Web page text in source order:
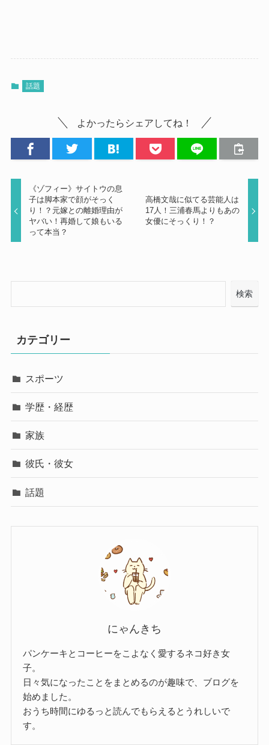
話題
よかったらシェアしてね！
《ゾフィー》サイトウの息
子は脚本家で顔がそっく
り！？元嫁との離婚理由が
ヤバい！再婚して娘もいる
って本当？
高橋文哉に似てる芸能人は
17人！三浦春馬よりもあの
女優にそっくり！？
検索
カテゴリー
スポーツ
学歴・経歴
家族
彼氏・彼女
話題
にゃんきち
パンケーキとコーヒーをこよなく愛するネコ好き女
子。
日々気になったことをまとめるのが趣味で、ブログを
始めました。
おうち時間にゆるっと読んでもらえるとうれしいで
す。